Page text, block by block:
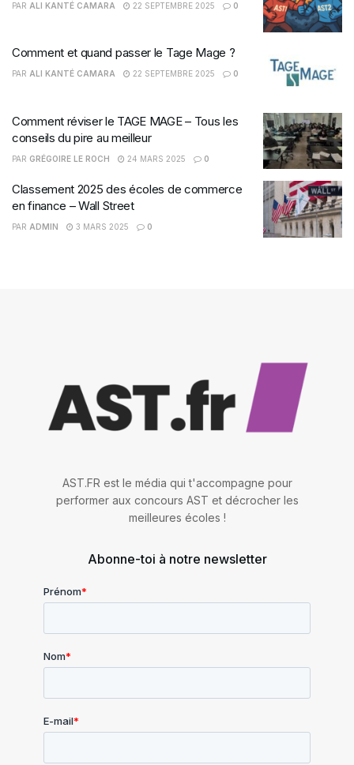
PAR ALI KANTÉ CAMARA 22 SEPTEMBRE 2025 0
Comment et quand passer le Tage Mage ?
PAR ALI KANTÉ CAMARA 22 SEPTEMBRE 2025 0
Comment réviser le TAGE MAGE – Tous les
conseils du pire au meilleur
PAR GRÉGOIRE LE ROCH 24 MARS 2025 0
Classement 2025 des écoles de commerce
en finance – Wall Street
PAR ADMIN 3 MARS 2025 0
AST.FR est le média qui t'accompagne pour
performer aux concours AST et décrocher les
meilleures écoles !
Abonne-toi à notre newsletter